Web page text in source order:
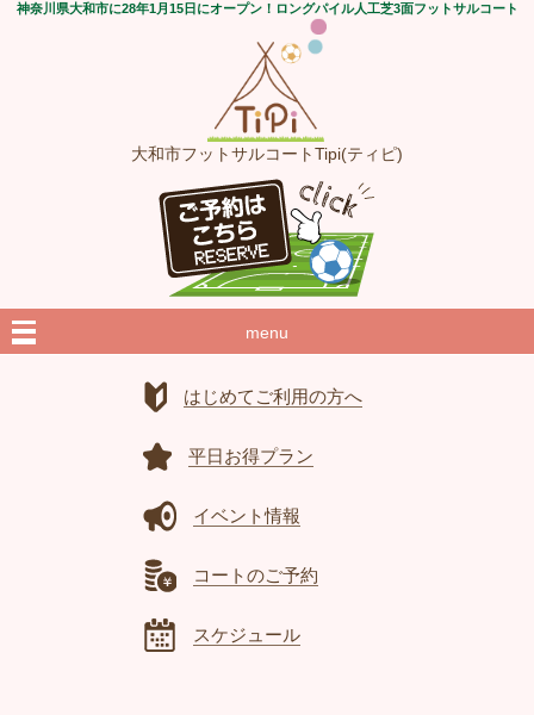
神奈川県大和市に28年1月15日にオープン！ロングパイル人工芝3面フットサルコート
大和市フットサルコートTipi(ティピ)
menu
はじめてご利用の方へ
平日お得プラン
イベント情報
コートのご予約
スケジュール